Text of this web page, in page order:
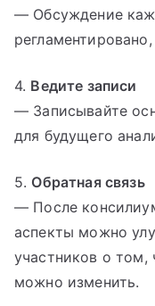
— Обсуждение
4. Ведите записи
— Записывайте
для будущего
5. Обратная связь
— После
аспекты можно
участников о том,
можно изменить.